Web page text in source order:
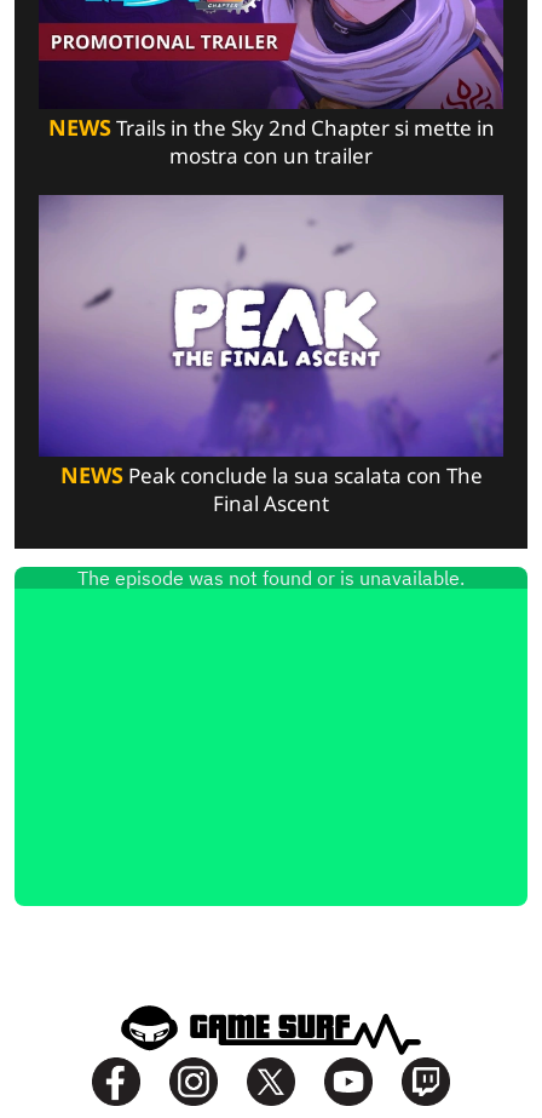
NEWSTrails in the Sky 2nd Chapter si mette in
mostra con un trailer
NEWSPeak conclude la sua scalata con The
Final Ascent